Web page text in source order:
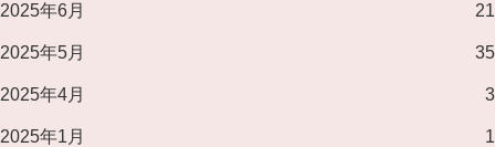
2025年6月 21
2025年5月 35
2025年4月 3
2025年1月 1